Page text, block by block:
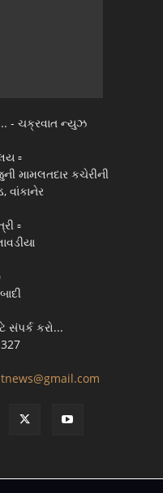
- ચક્રવાત ન્યુઝ
▫️
મામલતદાર કચેરીની
વાંકાનેર
▫️
સંપર્ક કરો...